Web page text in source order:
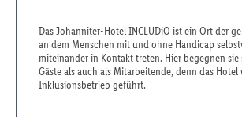
Das Johanniter-Hotel INCLUDiO ist ein Ort der
an dem Menschen mit und ohne Handicap
miteinander in Kontakt treten. Hier begegnen sie
Gäste als auch als Mitarbeitende, denn das Hotel
Inklusionsbetrieb geführt.